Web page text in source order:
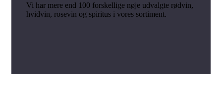
Vi har mere end 100 forskellige nøje udvalgte rødvin,
hvidvin, rosevin og spiritus i vores sortiment.